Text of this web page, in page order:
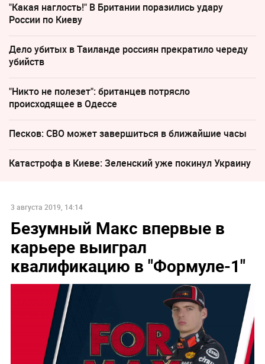
"Какая наглость!" В Британии поразились удару
России по Киеву
Дело убитых в Таиланде россиян прекратило череду
убийств
"Никто не полезет": британцев потрясло
происходящее в Одессе
Песков: СВО может завершиться в ближайшие часы
Катастрофа в Киеве: Зеленский уже покинул Украину
3 августа 2019, 14:14
Безумный Макс впервые в
карьере выиграл
квалификацию в "Формуле-1"